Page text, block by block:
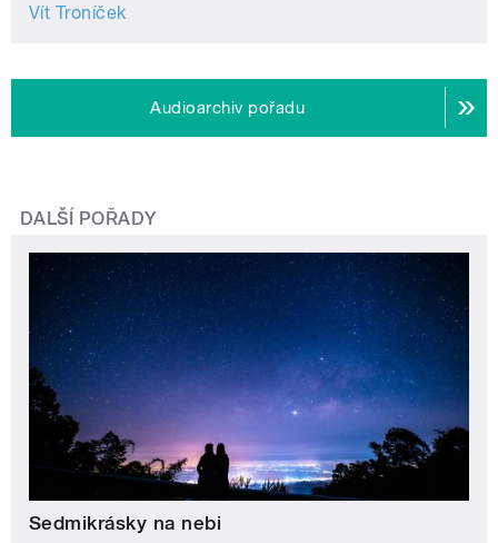
Vít Troníček
Audioarchiv pořadu
DALŠÍ POŘADY
Sedmikrásky na nebi